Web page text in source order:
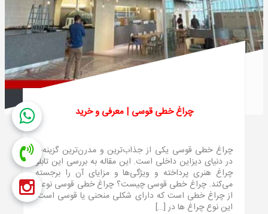
چراغ خطی قوسی | معرفی و خرید
چراغ خطی قوسی یکی از جذاب‌ترین و مدرن‌ترین گزینه‌ها
در دنیای دیزاین داخلی است. این مقاله به بررسی این تابلو
چراغ هنری پرداخته و ویژگی‌ها و مزایای آن را برجسته
می‌کند. چراغ خطی قوسی چیست؟ چراغ خطی قوسی نوعی
از چراغ خطی است که دارای شکلی منحنی یا قوسی است.
این نوع چراغ ها در […]